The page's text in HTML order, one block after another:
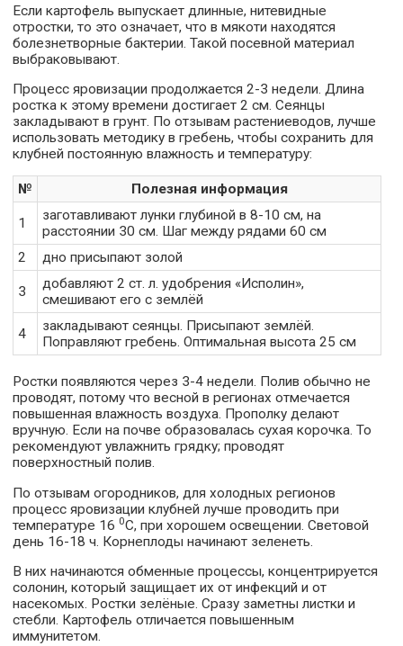
Если картофель выпускает длинные, нитевидные
отростки, то это означает, что в мякоти находятся
болезнетворные бактерии. Такой посевной материал
выбраковывают.
Процесс яровизации продолжается 2-3 недели. Длина
ростка к этому времени достигает 2 см. Сеянцы
закладывают в грунт. По отзывам растениеводов, лучше
использовать методику в гребень, чтобы сохранить для
клубней постоянную влажность и температуру:
№ Полезная информация
1
заготавливают лунки глубиной в 8-10 см, на
расстоянии 30 см. Шаг между рядами 60 см
2
дно присыпают золой
3
добавляют 2 ст. л. удобрения «Исполин»,
смешивают его с землёй
4
закладывают сеянцы. Присыпают землёй.
Поправляют гребень. Оптимальная высота 25 см
Ростки появляются через 3-4 недели. Полив обычно не
проводят, потому что весной в регионах отмечается
повышенная влажность воздуха. Прополку делают
вручную. Если на почве образовалась сухая корочка. То
рекомендуют увлажнить грядку; проводят
поверхностный полив.
По отзывам огородников, для холодных регионов
процесс яровизации клубней лучше проводить при
температуре 16 0С, при хорошем освещении. Световой
день 16-18 ч. Корнеплоды начинают зеленеть.
В них начинаются обменные процессы, концентрируется
солонин, который защищает их от инфекций и от
насекомых. Ростки зелёные. Сразу заметны листки и
стебли. Картофель отличается повышенным
иммунитетом.